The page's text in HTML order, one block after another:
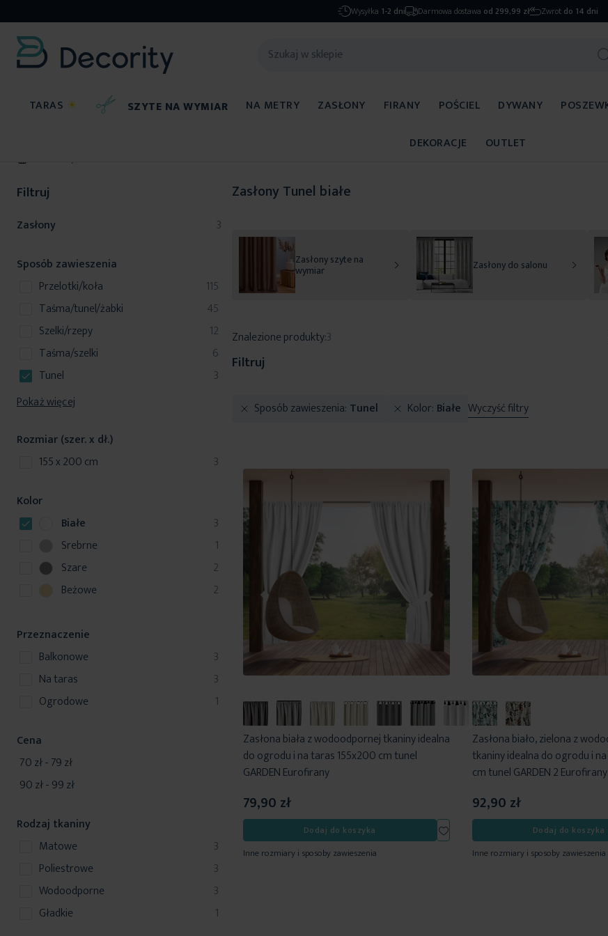
Wysyłka 1-2 dni Darmowa dostawa od 299,99 zł Zwrot do 14 dni
TARAS ☀ SZYTE NA WYMIAR NA METRY ZASŁONY FIRANY POŚCIEL DYWANY
DEKORACJE
OUTLET
Zasłony
Zasłony Tunel białe
Zasłony szyte na
wymiar Zasłony do salonu
Znalezione produkty:3
Filtruj
Sposób zawieszenia Tunel Kolor Białe Wyczyść filtry
Zasłona biała z wodoodpornej tkaniny idealna
do ogrodu i na taras 155x200 cm tunel
GARDEN Eurofirany
79,90 zł
Dodaj do koszyka
Dodaj
do
Inne rozmiary i sposoby zawieszenia
Zasłona biało, zielona z
tkaniny idealna do ogrodu i
cm tunel GARDEN 2 Eurofirany
92,90 zł
Dodaj do koszyka
Inne rozmiary i sposoby zawieszenia
Filtruj
Zasłony 3
produkty
Sposób zawieszenia
przelotki/koła
115
produkty
taśma/tunel/żabki
45
produkty
szelki/rzepy
12
produkty
taśma/szelki
6
produkty
Tunel
3
produkty
Pokaż więcej
Rozmiar (szer. x dł.)
155 x 200 cm
3
produkty
Kolor
Białe
3
p
r
d
u
y
Srebrne 1
p
r
d
k
Szare 2
p
r
u
k
y
Beżowe 2
p
d
u
k
y
Przeznaczenie
balkonowe
3
produkty
na taras
3
produkty
ogrodowe
1produkt
Cena
70 zł-79 zł
90 zł-99 zł
Rodzaj tkaniny
matowe
3
produkty
poliestrowe
3
produkty
wodoodporne
3
produkty
gładkie
1produkt